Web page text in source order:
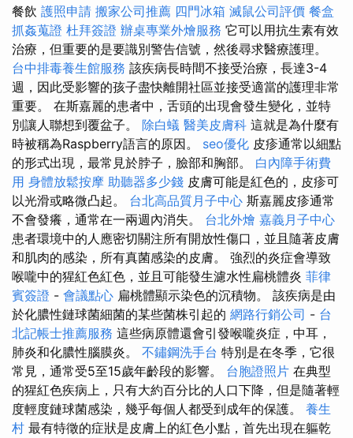
餐飲 護照申請 搬家公司推薦 四門冰箱 滅鼠公司評價 餐盒
抓姦蒐證 杜拜簽證 辦桌專業外燴服務 它可以用抗生素有效
治療，但重要的是要識別警告信號，然後尋求醫療護理。
台中排毒養生館服務 該疾病長時間不接受治療，長達3-4
週，因此受影響的孩子盡快離開社區並接受適當的護理非常
重要。 在斯嘉麗的患者中，舌頭的出現會發生變化，並特
別讓人聯想到覆盆子。 除白蟻 醫美皮膚科 這就是為什麼有
時被稱為Raspberry語言的原因。 seo優化 皮疹通常以細點
的形式出現，最常見於脖子，臉部和胸部。 白內障手術費
用 身體放鬆按摩 助聽器多少錢 皮膚可能是紅色的，皮疹可
以光滑或略微凸起。 台北高品質月子中心 斯嘉麗皮疹通常
不會發癢，通常在一兩週內消失。 台北外燴 嘉義月子中心
患者環境中的人應密切關注所有開放性傷口，並且隨著皮膚
和肌肉的感染，所有真菌感染的皮膚。 強烈的炎症會導致
喉嚨中的猩紅色紅色，並且可能發生濾水性扁桃體炎 菲律
賓簽證 - 會議點心 扁桃體顯示染色的沉積物。 該疾病是由
於化膿性鏈球菌細菌的某些菌株引起的 網路行銷公司 - 台
北記帳士推薦服務 這些病原體還會引發喉嚨炎症，中耳，
肺炎和化膿性腦膜炎。 不鏽鋼洗手台 特別是在冬季，它很
常見，通常受5至15歲年齡段的影響。 台胞證照片 在典型
的猩紅色疾病上，只有大約百分比的人口下降，但是隨著輕
度輕度鏈球菌感染，幾乎每個人都受到成年的保護。 養生
村 最有特徵的症狀是皮膚上的紅色小點，首先出現在軀乾